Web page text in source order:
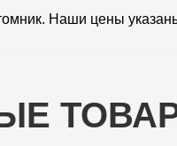
Наши цены